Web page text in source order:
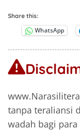
Share this:
WhatsApp
tanpa teraliansi
wadah bagi